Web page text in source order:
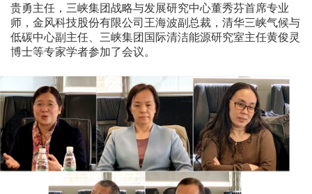
贵勇主任，三峡集团战略与发展研究中心董秀芬首席专业
师，金风科技股份有限公司王海波副总裁，清华三峡气候与
低碳中心副主任、三峡集团国际清洁能源研究室主任黄俊灵
博士等专家学者参加了会议。